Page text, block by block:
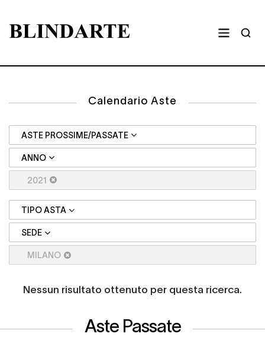
Calendario Aste
ASTE PROSSIME/PASSATE
ANNO
2021
TIPO ASTA
SEDE
MILANO
Nessun risultato ottenuto per questa ricerca.
Aste Passate